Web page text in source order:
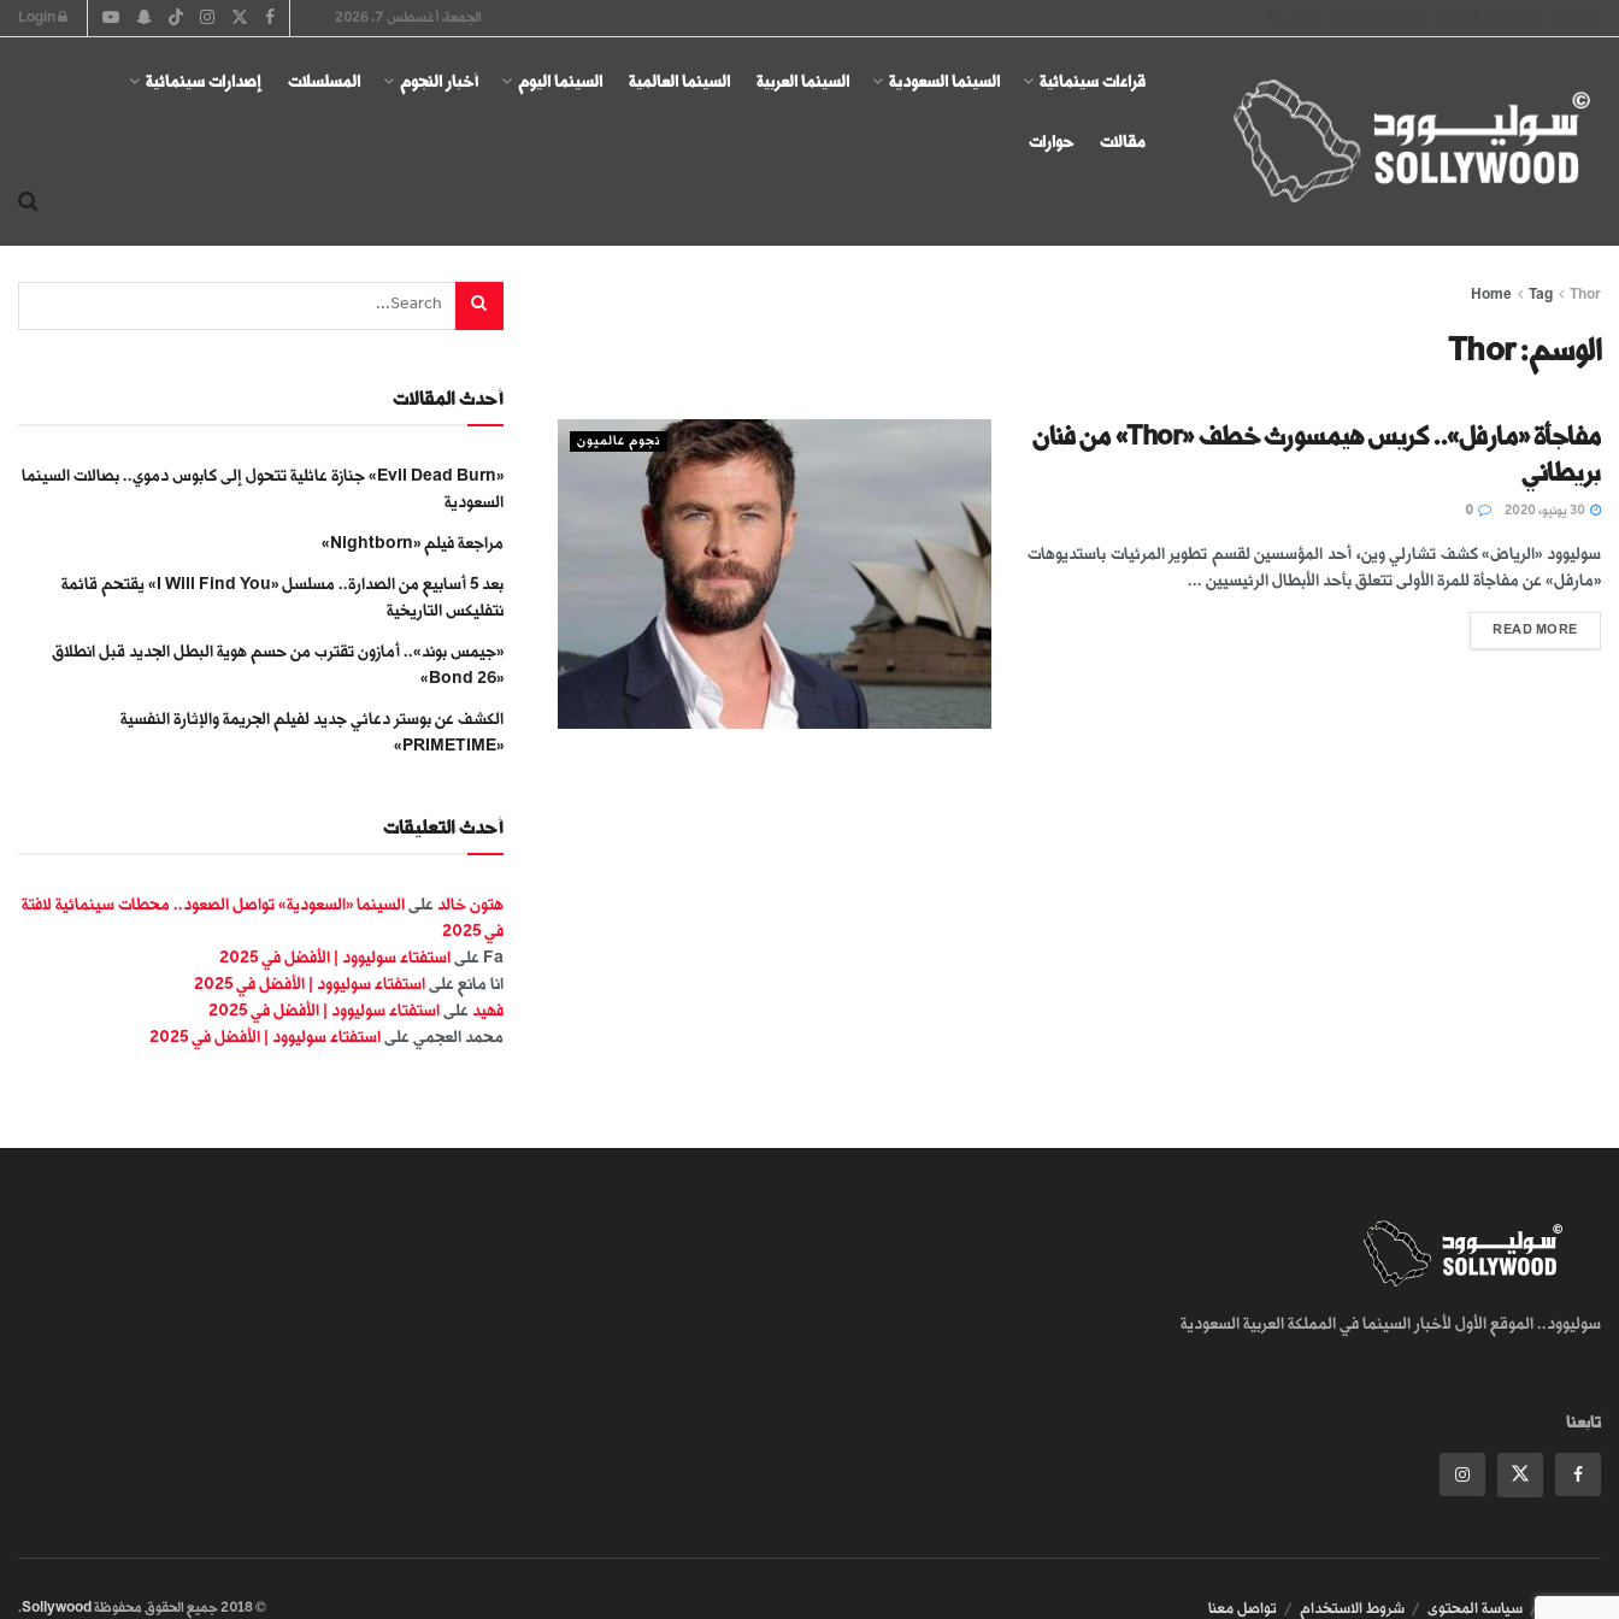
الجمعة, أغسطس 7, 2026
قراءات سينمائية السينما السعودية السينما العربية السينما العالمية السينما اليوم أخبار النجوم المسلسلات إصدارات سينمائية
مقالات حوارات
Home Tag Thor
الوسم:Thor
نجوم عالميون
مفاجأة «مارفل».. كريس هيمسورث خطف «Thor» من فنان
بريطاني
سوليوود «الرياض» كشف تشارلي وين، أحد المؤسسين لقسم تطوير المرئيات باستديوهات
«مارفل» عن مفاجأة للمرة الأولى تتعلق بأحد الأبطال الرئيسيين ...
READ MORE
أحدث المقالات
«Evil Dead Burn» جنازة عائلية تتحول إلى كابوس دموي.. بصالات السينما
السعودية
مراجعة فيلم «Nightborn»
بعد 5 أسابيع من الصدارة.. مسلسل «I Will Find You» يقتحم قائمة
نتفليكس التاريخية
«جيمس بوند».. أمازون تقترب من حسم هوية البطل الجديد قبل انطلاق
«Bond 26»
الكشف عن بوستر دعائي جديد لفيلم الجريمة والإثارة النفسية
«PRIMETIME»
أحدث التعليقات
هتون خالد على السينما «السعودية» تواصل الصعود.. محطات سينمائية لافتة
في 2025
Fa على استفتاء سوليوود | الأفضل في 2025
انا مانع على استفتاء سوليوود | الأفضل في 2025
فهيد على استفتاء سوليوود | الأفضل في 2025
محمد العجمي على استفتاء سوليوود | الأفضل في 2025
سوليوود.. الموقع الأول لأخبار السينما في المملكة العربية السعودية
تابعنا
© 2018 جميع الحقوق محفوظة Sollywood
. سياسة المحتوى شروط الاستخدام تواصل معنا